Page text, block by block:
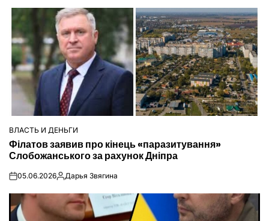
ОПУБЛІКУВАТИ
У
ВЛАСТЬ И ДЕНЬГИ
Філатов заявив про кінець «паразитування»
Слобожанського за рахунок Дніпра
on05.06.2026Опубліковано
Дарья Звягина